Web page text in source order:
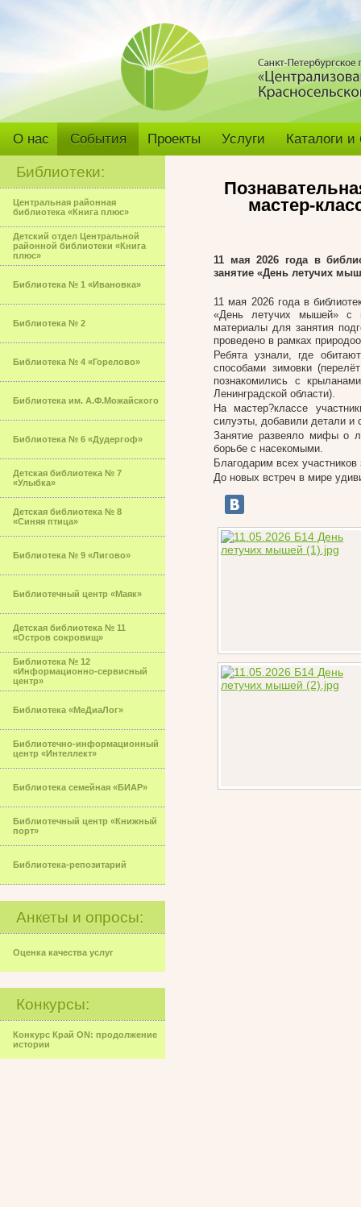
О нас События Проекты Услуги Каталоги
Библиотеки:
Центральная районная
библиотека «Книга плюс»
Детский отдел Центральной
районной библиотеки «Книга
плюс»
Библиотека № 1 «Ивановка»
Библиотека № 2
Библиотека № 4 «Горелово»
Библиотека им. А.Ф.Можайского
Библиотека № 6 «Дудергоф»
Детская библиотека № 7
«Улыбка»
Детская библиотека № 8
«Синяя птица»
Библиотека № 9 «Лигово»
Библиотечный центр «Маяк»
Детская библиотека № 11
«Остров сокровищ»
Библиотека № 12
«Информационно-сервисный
центр»
Библиотека «МеДиаЛог»
Библиотечно-информационный
центр «Интеллект»
Библиотека семейная «БИАР»
Библиотечный центр «Книжный
порт»
Библиотека-репозитарий
Анкеты и опросы:
Оценка качества услуг
Конкурсы:
Конкурс Край ON: продолжение
истории
мастер-
11 мая 2026 года в
занятие «День летучих
11 мая 2026 года в
«День летучих мышей» с
материалы для занятия
проведено в рамках
Ребята узнали, где
способами зимовки
познакомились с
Ленинградской области).
На мастер?классе
силуэты, добавили детали и
Занятие развеяло мифы о
борьбе с насекомыми.
Благодарим всех
До новых встреч в мире